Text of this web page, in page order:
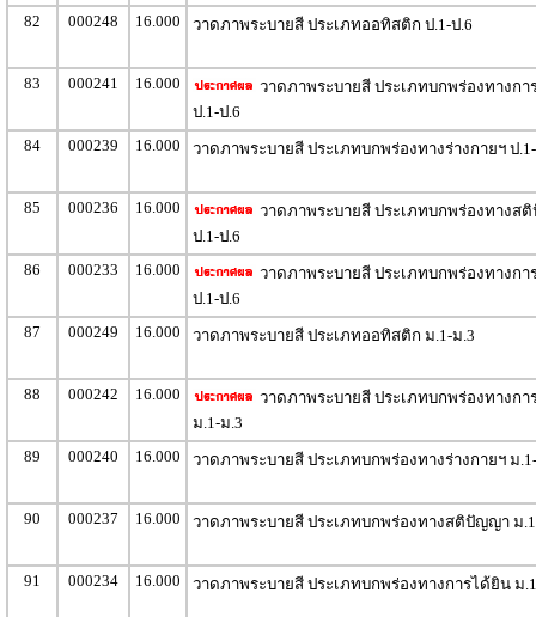
82
000248 16.000 วาดภาพระบายสี ประเภทออทิสติก ป.1-ป.6
83 000241 16.000
วาดภาพระบายสี ประเภทบกพร่องทางกา
ป.1-ป.6
84
000239 16.000 วาดภาพระบายสี ประเภทบกพร่องทางร่างกายฯ ป
85 000236 16.000
วาดภาพระบายสี ประเภทบกพร่องทางส
ป.1-ป.6
86
000233 16.000
วาดภาพระบายสี ประเภทบกพร่องทางกา
ป.1-ป.6
87
000249 16.000 วาดภาพระบายสี ประเภทออทิสติก ม.1-ม.3
88 000242 16.000
วาดภาพระบายสี ประเภทบกพร่องทางกา
ม.1-ม.3
89
000240 16.000 วาดภาพระบายสี ประเภทบกพร่องทางร่างกายฯ ม
90 000237 16.000 วาดภาพระบายสี ประเภทบกพร่องทางสติปัญญา ม
91 000234 16.000 วาดภาพระบายสี ประเภทบกพร่องทางการได้ยิน ม